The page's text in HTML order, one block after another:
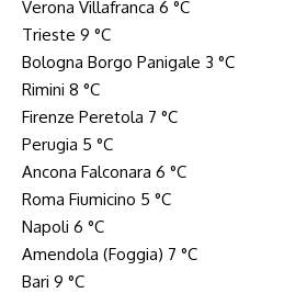
Verona Villafranca 6 °C
Trieste 9 °C
Bologna Borgo Panigale 3 °C
Rimini 8 °C
Firenze Peretola 7 °C
Perugia 5 °C
Ancona Falconara 6 °C
Roma Fiumicino 5 °C
Napoli 6 °C
Amendola (Foggia) 7 °C
Bari 9 °C